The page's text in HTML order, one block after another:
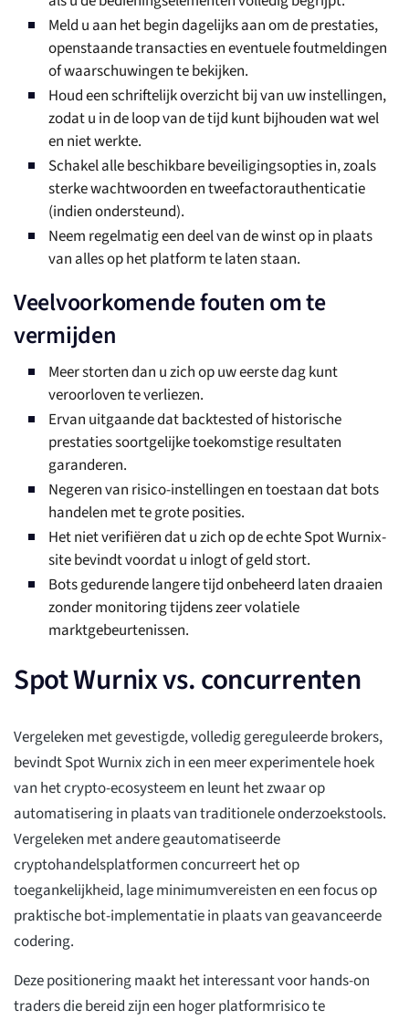
Meld u aan het begin dagelijks aan om de prestaties,
openstaande transacties en eventuele foutmeldingen
of waarschuwingen te bekijken.
Houd een schriftelijk overzicht bij van uw instellingen,
zodat u in de loop van de tijd kunt bijhouden wat wel
en niet werkte.
Schakel alle beschikbare beveiligingsopties in, zoals
sterke wachtwoorden en tweefactorauthenticatie
(indien ondersteund).
Neem regelmatig een deel van de winst op in plaats
van alles op het platform te laten staan.
Veelvoorkomende fouten om te
vermijden
Meer storten dan u zich op uw eerste dag kunt
veroorloven te verliezen.
Ervan uitgaande dat backtested of historische
prestaties soortgelijke toekomstige resultaten
garanderen.
Negeren van risico-instellingen en toestaan dat bots
handelen met te grote posities.
Het niet verifiëren dat u zich op de echte Spot Wurnix-
site bevindt voordat u inlogt of geld stort.
Bots gedurende langere tijd onbeheerd laten draaien
zonder monitoring tijdens zeer volatiele
marktgebeurtenissen.
Spot Wurnix vs. concurrenten
Vergeleken met gevestigde, volledig gereguleerde brokers,
bevindt Spot Wurnix zich in een meer experimentele hoek
van het crypto-ecosysteem en leunt het zwaar op
automatisering in plaats van traditionele onderzoekstools.
Vergeleken met andere geautomatiseerde
cryptohandelsplatformen concurreert het op
toegankelijkheid, lage minimumvereisten en een focus op
praktische bot-implementatie in plaats van geavanceerde
codering.
Deze positionering maakt het interessant voor hands-on
traders die bereid zijn een hoger platformrisico te